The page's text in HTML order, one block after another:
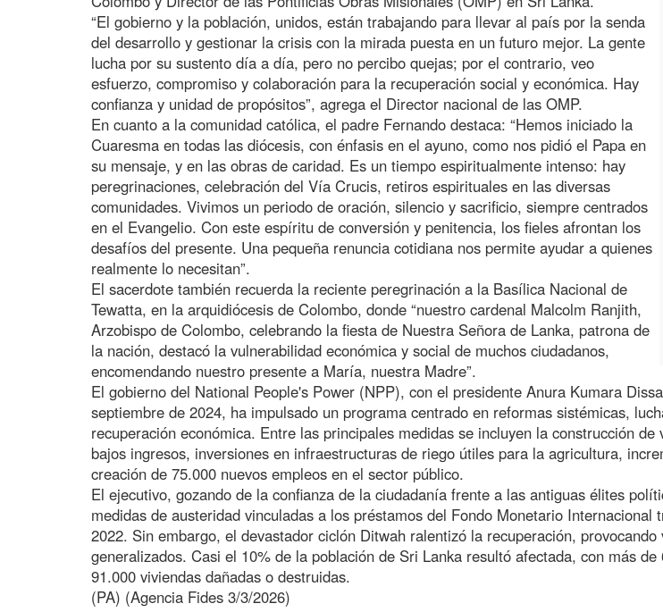
“El gobierno y la población, unidos, están trabajando para llevar al país por la senda
del desarrollo y gestionar la crisis con la mirada puesta en un futuro mejor. La gente
lucha por su sustento día a día, pero no percibo quejas; por el contrario, veo
esfuerzo, compromiso y colaboración para la recuperación social y económica. Hay
confianza y unidad de propósitos”, agrega el Director nacional de las OMP.
En cuanto a la comunidad católica, el padre Fernando destaca: “Hemos iniciado la
Cuaresma en todas las diócesis, con énfasis en el ayuno, como nos pidió el Papa en
su mensaje, y en las obras de caridad. Es un tiempo espiritualmente intenso: hay
peregrinaciones, celebración del Vía Crucis, retiros espirituales en las diversas
comunidades. Vivimos un periodo de oración, silencio y sacrificio, siempre centrados
en el Evangelio. Con este espíritu de conversión y penitencia, los fieles afrontan los
desafíos del presente. Una pequeña renuncia cotidiana nos permite ayudar a quienes
realmente lo necesitan”.
El sacerdote también recuerda la reciente peregrinación a la Basílica Nacional de
Tewatta, en la arquidiócesis de Colombo, donde “nuestro cardenal Malcolm Ranjith,
Arzobispo de Colombo, celebrando la fiesta de Nuestra Señora de Lanka, patrona de
la nación, destacó la vulnerabilidad económica y social de muchos ciudadanos,
encomendando nuestro presente a María, nuestra Madre”.
El gobierno del National People's Power (NPP), con el presidente Anura Kumara
septiembre de 2024, ha impulsado un programa centrado en reformas sistémicas,
recuperación económica. Entre las principales medidas se incluyen la construcción
bajos ingresos, inversiones en infraestructuras de riego útiles para la agricultura,
creación de 75.000 nuevos empleos en el sector público.
El ejecutivo, gozando de la confianza de la ciudadanía frente a las antiguas élites
medidas de austeridad vinculadas a los préstamos del Fondo Monetario Internacional
2022. Sin embargo, el devastador ciclón Ditwah ralentizó la recuperación,
generalizados. Casi el 10% de la población de Sri Lanka resultó afectada, con más
91.000 viviendas dañadas o destruidas.
(PA) (Agencia Fides 3/3/2026)